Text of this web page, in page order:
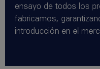
ensayo de todos los
fabricamos,
introducción en el